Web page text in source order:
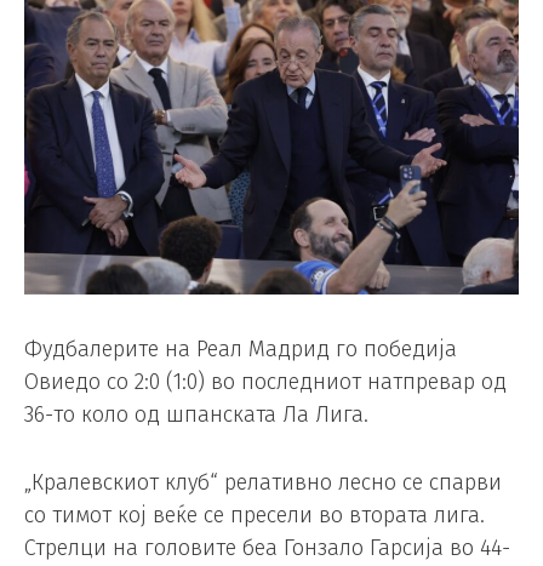
Фудбалерите на Реал Мадрид го победија
Овиедо со 2:0 (1:0) во последниот натпревар од
36-то коло од шпанската Ла Лига.
„Кралевскиот клуб“ релативно лесно се спарви
со тимот кој веќе се пресели во втората лига.
Стрелци на головите беа Гонзало Гарсија во 44-